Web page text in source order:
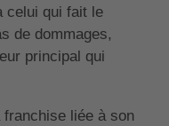
celui qui fait le
de dommages,
principal qui
liée à son